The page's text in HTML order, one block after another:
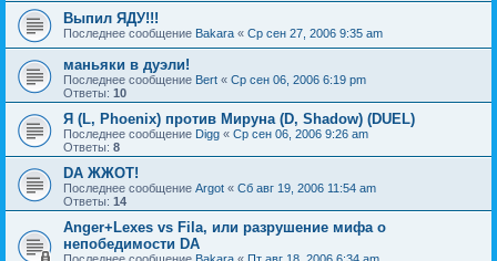
Выпил ЯДУ!!!
Последнее сообщение Bakara « Ср сен 27, 2006 9:35 am
маньяки в дуэли!
Последнее сообщение Bert « Ср сен 06, 2006 6:19 pm
Ответы: 10
Я (L, Phoenix) против Мируна (D, Shadow) (DUEL)
Последнее сообщение Digg « Ср сен 06, 2006 9:26 am
Ответы: 8
DA ЖЖОТ!
Последнее сообщение Argot « Сб авг 19, 2006 11:54 am
Ответы: 14
Anger+Lexes vs Fila, или разрушение мифа о
непобедимости DA